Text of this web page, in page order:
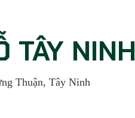
TÂY NINH
Thuận, Tây Ninh